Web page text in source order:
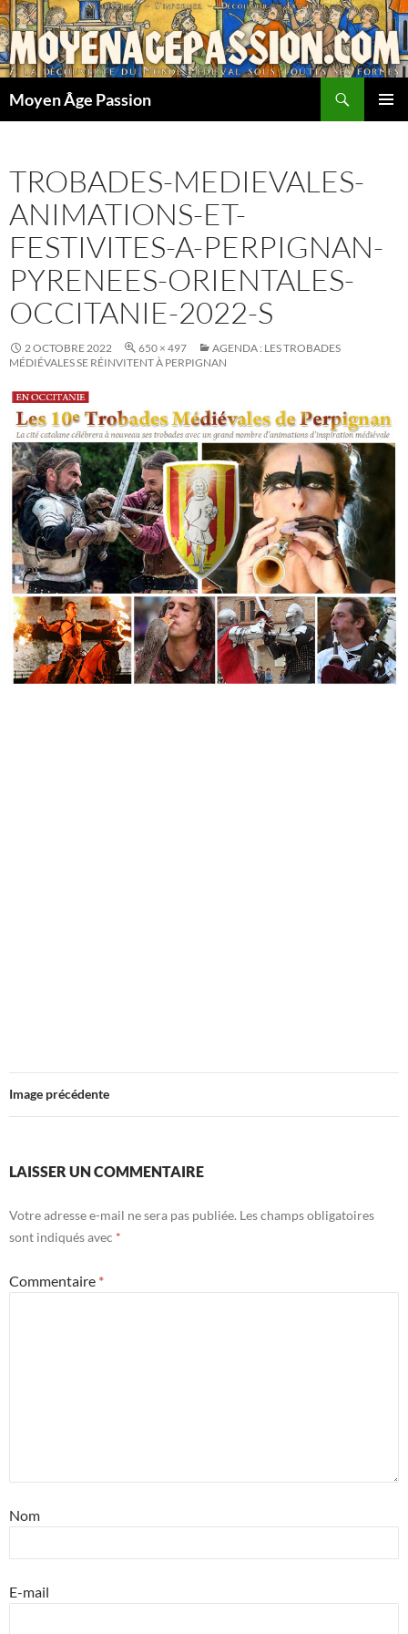
Aller
au
contenu
Moyen Âge Passion
TROBADES-MEDIEVALES-
ANIMATIONS-ET-
FESTIVITES-A-PERPIGNAN-
PYRENEES-ORIENTALES-
OCCITANIE-2022-S
2 OCTOBRE 2022 650 × 497
AGENDA : LES TROBADES
MÉDIÉVALES SE RÉINVITENT À PERPIGNAN
Image précédente
LAISSER UN COMMENTAIRE
Votre adresse e-mail ne sera pas publiée. Les champs obligatoires
sont indiqués avec *
Commentaire *
Nom
E-mail